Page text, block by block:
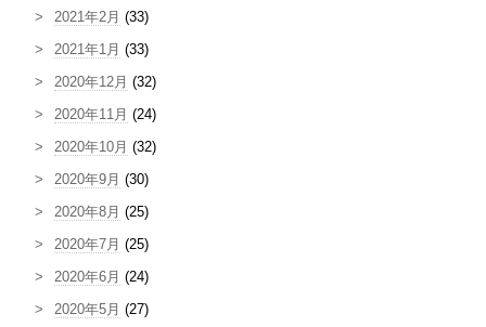
2021年2月 (33)
2021年1月 (33)
2020年12月 (32)
2020年11月 (24)
2020年10月 (32)
2020年9月 (30)
2020年8月 (25)
2020年7月 (25)
2020年6月 (24)
2020年5月 (27)